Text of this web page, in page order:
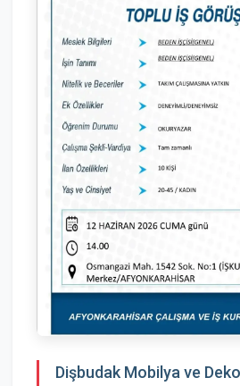
Dişbudak Mobilya ve